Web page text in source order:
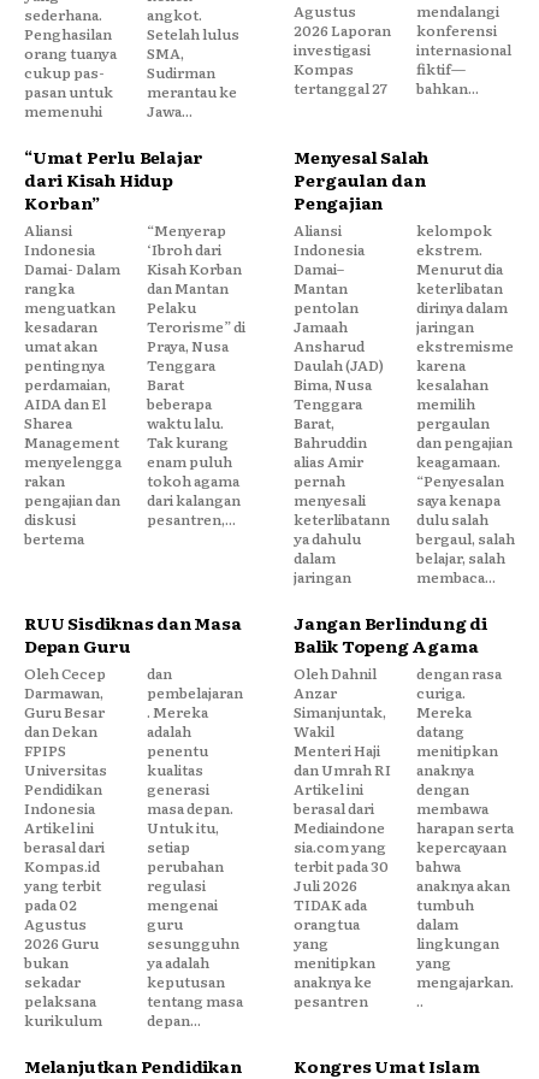
sederhana.
Penghasilan
orang tuanya
cukup pas-
pasan untuk
memenuhi
angkot.
Setelah lulus
SMA,
Sudirman
merantau ke
Jawa...
Agustus
2026 Laporan
investigasi
Kompas
tertanggal 27
mendalangi
konferensi
internasional
fiktif—
bahkan...
“Umat Perlu Belajar
dari Kisah Hidup
Korban”
Aliansi
Indonesia
Damai- Dalam
rangka
menguatkan
kesadaran
umat akan
pentingnya
perdamaian,
AIDA dan El
Sharea
Management
menyelengga
rakan
pengajian dan
diskusi
bertema
“Menyerap
‘Ibroh dari
Kisah Korban
dan Mantan
Pelaku
Terorisme” di
Praya, Nusa
Tenggara
Barat
beberapa
waktu lalu.
Tak kurang
enam puluh
tokoh agama
dari kalangan
pesantren,...
Menyesal Salah
Pergaulan dan
Pengajian
Aliansi
Indonesia
Damai–
Mantan
pentolan
Jamaah
Ansharud
Daulah (JAD)
Bima, Nusa
Tenggara
Barat,
Bahruddin
alias Amir
pernah
menyesali
keterlibatann
ya dahulu
dalam
jaringan
kelompok
ekstrem.
Menurut dia
keterlibatan
dirinya dalam
jaringan
ekstremisme
karena
kesalahan
memilih
pergaulan
dan pengajian
keagamaan.
“Penyesalan
saya kenapa
dulu salah
bergaul, salah
belajar, salah
membaca...
RUU Sisdiknas dan Masa
Depan Guru
Oleh Cecep
Darmawan,
Guru Besar
dan Dekan
FPIPS
Universitas
Pendidikan
Indonesia
Artikel ini
berasal dari
Kompas.id
yang terbit
pada 02
Agustus
2026 Guru
bukan
sekadar
pelaksana
kurikulum
dan
pembelajaran
. Mereka
adalah
penentu
kualitas
generasi
masa depan.
Untuk itu,
setiap
perubahan
regulasi
mengenai
guru
sesungguhn
ya adalah
keputusan
tentang masa
depan...
Jangan Berlindung di
Balik Topeng Agama
Oleh Dahnil
Anzar
Simanjuntak,
Wakil
Menteri Haji
dan Umrah RI
Artikel ini
berasal dari
Mediaindone
sia.com yang
terbit pada 30
Juli 2026
TIDAK ada
orangtua
yang
menitipkan
anaknya ke
pesantren
dengan rasa
curiga.
Mereka
datang
menitipkan
anaknya
dengan
membawa
harapan serta
kepercayaan
bahwa
anaknya akan
tumbuh
dalam
lingkungan
yang
mengajarkan.
..
Melanjutkan Pendidikan
Kongres Umat Islam